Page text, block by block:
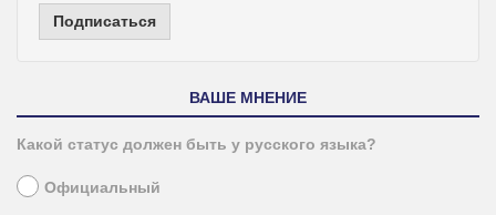
Подписаться
ВАШЕ МНЕНИЕ
Какой статус должен быть у русского языка?
Официальный